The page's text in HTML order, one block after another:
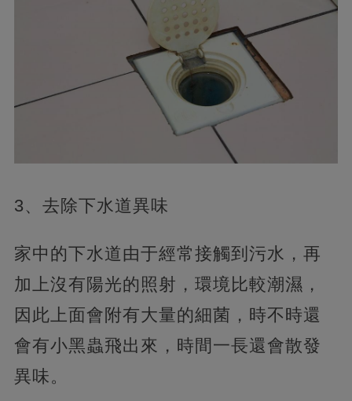
3、去除下水道異味
家中的下水道由于經常接觸到污水，再
加上沒有陽光的照射，環境比較潮濕，
因此上面會附有大量的細菌，時不時還
會有小黑蟲飛出來，時間一長還會散發
異味。